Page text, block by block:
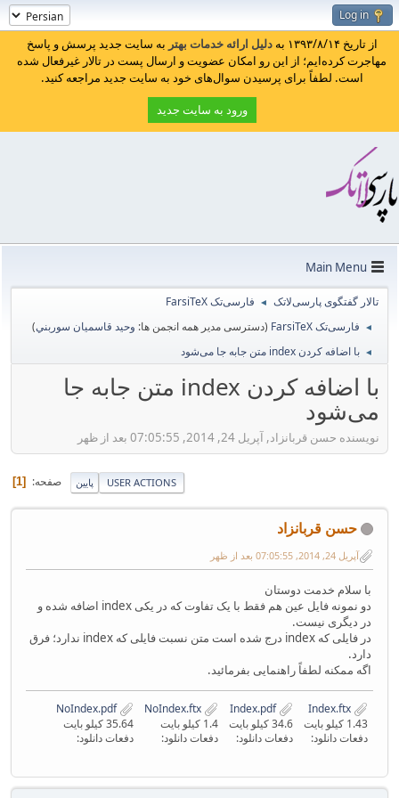
Log in
از تاریخ ۱۳۹۳/۸/۱۴ به دلیل ارائه خدمات بهتر به سایت جدید پرسش و پاسخ
مهاجرت کرده‌ایم؛ از این رو امکان عضویت و ارسال پست در تالار غیرفعال شده
است. لطفاً برای پرسیدن سوال‌های خود به سایت جدید مراجعه کنید.
ورود به سایت جدید
Main Menu
تالار گفتگوی پارسی‌لاتک ◄ فارسی‌تک FarsiTeX
◄ فارسی‌تک FarsiTeX (دسترسی مدیر همه انجمن ها: وحيد قاسميان سوربني)
◄ با اضافه کردن index متن جابه جا می‌شود
با اضافه کردن index متن جابه جا
می‌شود
نویسنده حسن قربانزاد, آپریل 24, 2014, 07:05:55 بعد از ظهر
پایین صفحه 1 USER ACTIONS
حسن قربانزاد
آپریل 24, 2014, 07:05:55 بعد از ظهر
با سلام خدمت دوستان
دو نمونه فایل عین هم فقط با یک تفاوت که در یکی index اضافه شده و
در دیگری نیست.
در فایلی که index درج شده است متن نسبت فایلی که index ندارد؛ فرق
دارد.
اگه ممکنه لطفاً راهنمایی بفرمائید.
1.43 کیلو بایت
دفعات دانلود:
Index.pdf
34.6 کیلو بایت
دفعات دانلود:
1.4 کیلو بایت
دفعات دانلود:
NoIndex.pdf
35.64 کیلو بایت
دفعات دانلود: